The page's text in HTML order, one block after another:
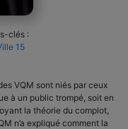
clés :
15
VQM sont niés par ceux
à un public trompé, soit en
la théorie du complot,
n’a expliqué comment la